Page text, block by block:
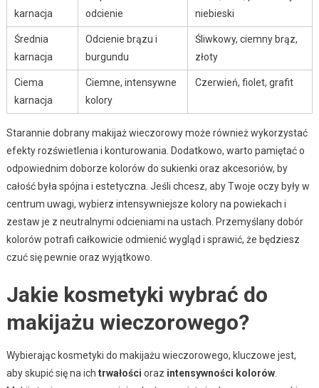
karnacja
odcienie
niebieski
Średnia
karnacja
Odcienie brązu i
burgundu
Śliwkowy, ciemny brąz,
złoty
Ciema
karnacja
Ciemne, intensywne
kolory
Czerwień, fiolet, grafit
Starannie dobrany makijaż wieczorowy może również wykorzystać
efekty rozświetlenia i konturowania. Dodatkowo, warto pamiętać o
odpowiednim doborze kolorów do sukienki oraz akcesoriów, by
całość była spójna i estetyczna. Jeśli chcesz, aby Twoje oczy były w
centrum uwagi, wybierz intensywniejsze kolory na powiekach i
zestaw je z neutralnymi odcieniami na ustach. Przemyślany dobór
kolorów potrafi całkowicie odmienić wygląd i sprawić, że będziesz
czuć się pewnie oraz wyjątkowo.
Jakie kosmetyki wybrać do
makijażu wieczorowego?
Wybierając kosmetyki do makijażu wieczorowego, kluczowe jest,
aby skupić się na ich trwałości oraz intensywności kolorów.